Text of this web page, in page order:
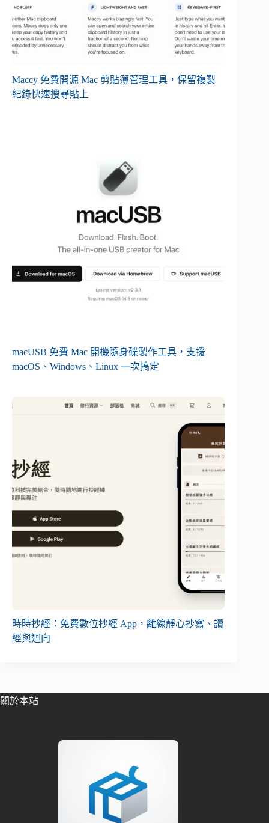
Maccy 免費開源 Mac 剪貼簿管理工具，保留複製
紀錄快速搜尋貼上
macUSB 免費 Mac 開機隨身碟製作工具，支援
macOS、Windows、Linux 一次搞定
時時抄經：免費數位抄經 App，離線靜心抄寫、讀
經與迴向
關於本站